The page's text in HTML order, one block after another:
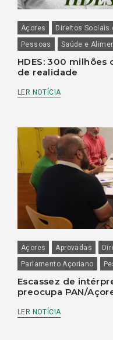
Açores Direitos Sociais
Pessoas
Saúde e
HDES: 300
de realidade
LER NOTÍCIA
Açores Aprovadas
Parlamento Açoriano
Escassez de
preocupa PAN/
LER NOTÍCIA